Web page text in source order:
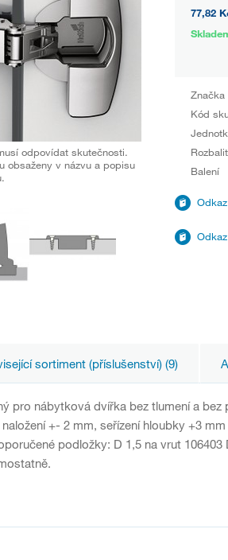
odpovídat skutečnosti.
obsaženy v názvu a popisu
77,82
Značka
Kód
Balení
sortiment (příslušenství) (9)
pro nábytková dvířka bez tlumení a
+- 2 mm, seřízení hloubky +3
podložky: D 1,5 na vrut